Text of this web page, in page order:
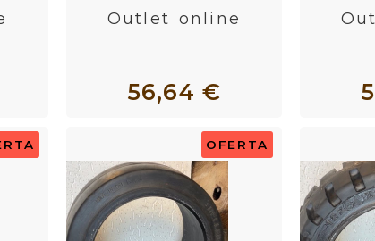
Outlet online
56,64 €
OFERTA